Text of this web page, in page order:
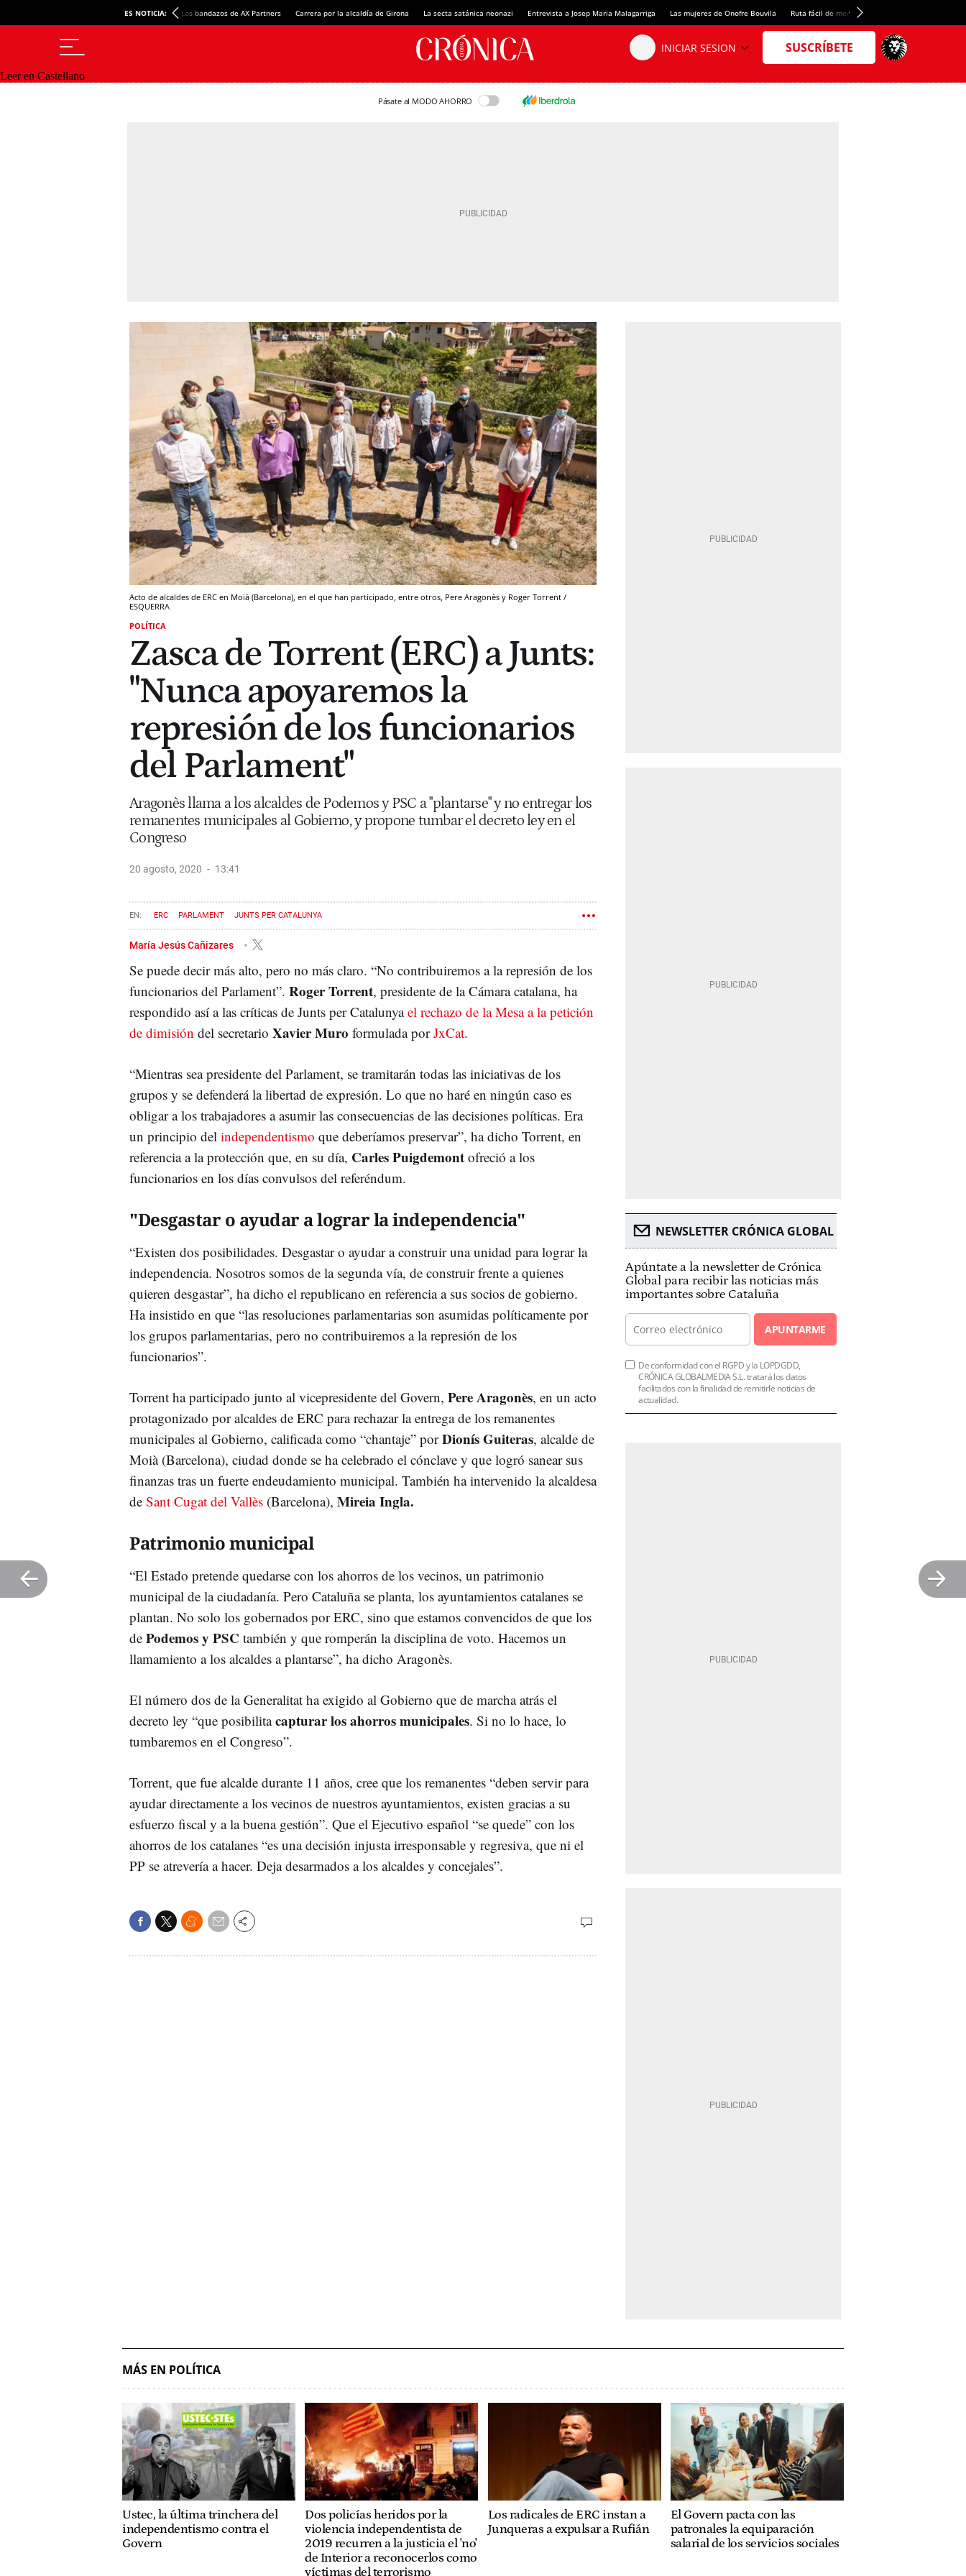
ES NOTICIA: Los bandazos de AX Partners Carrera por la alcaldía de Girona La secta satánica neonazi Entrevista a Josep Maria Malagarriga Las mujeres de Onofre Bouvila Ruta fácil de montaña
Leer en Castellano
Pásate al MODO AHORRO
Acto de alcaldes de ERC en Moià (Barcelona), en el que han participado, entre otros, Pere Aragonès y Roger Torrent /
ESQUERRA
POLÍTICA
Zasca de Torrent (ERC) a Junts:
"Nunca apoyaremos la
represión de los funcionarios
del Parlament"
Aragonès llama a los alcaldes de Podemos y PSC a "plantarse" y no entregar los
remanentes municipales al Gobierno, y propone tumbar el decreto ley en el
Congreso
20 agosto, 2020 13:41
ERC PARLAMENT JUNTS PER CATALUNYA
María Jesús Cañizares
Se puede decir más alto, pero no más claro. “No contribuiremos a la represión de los
funcionarios del Parlament”. Roger Torrent, presidente de la Cámara catalana, ha
respondido así a las críticas de Junts per Catalunyael rechazo de la Mesa a la petición
de dimisión del secretario Xavier Muro formulada porJxCat.
“Mientras sea presidente del Parlament, se tramitarán todas las iniciativas de los
grupos y se defenderá la libertad de expresión. Lo que no haré en ningún caso es
obligar a los trabajadores a asumir las consecuencias de las decisiones políticas. Era
un principio del independentismo que deberíamos preservar”, ha dicho Torrent, en
referencia a la protección que, en su día, Carles Puigdemont ofreció a los
funcionarios en los días convulsos del referéndum.
"Desgastar o ayudar a lograr la independencia"
“Existen dos posibilidades. Desgastar o ayudar a construir una unidad para lograr la
independencia. Nosotros somos de la segunda vía, de construir frente a quienes
quieren desgastar”, ha dicho el republicano en referencia a sus socios de gobierno.
Ha insistido en que “las resoluciones parlamentarias son asumidas políticamente por
los grupos parlamentarias, pero no contribuiremos a la represión de los
funcionarios”.
Torrent ha participado junto al vicepresidente del Govern, Pere Aragonès, en un acto
protagonizado por alcaldes de ERC para rechazar la entrega de los remanentes
municipales al Gobierno, calificada como “chantaje” porDionís Guiteras, alcalde de
Moià (Barcelona), ciudad donde se ha celebrado el cónclave y que logró sanear sus
finanzas tras un fuerte endeudamiento municipal. También ha intervenido la alcaldesa
de Sant Cugat del Vallès (Barcelona), Mireia Ingla.
Patrimonio municipal
“El Estado pretende quedarse con los ahorros de los vecinos, un patrimonio
municipal de la ciudadanía. Pero Cataluña se planta, los ayuntamientos catalanes se
plantan. No solo los gobernados por ERC, sino que estamos convencidos de que los
de Podemos y PSC también y que romperán la disciplina de voto. Hacemos un
llamamiento a los alcaldes a plantarse”, ha dicho Aragonès.
El número dos de la Generalitat ha exigido al Gobierno que de marcha atrás el
decreto ley “que posibilitacapturar los ahorros municipales. Si no lo hace, lo
tumbaremos en el Congreso”.
Torrent, que fue alcalde durante 11 años, cree que los remanentes “deben servir para
ayudar directamente a los vecinos de nuestros ayuntamientos, existen gracias a su
esfuerzo fiscal y a la buena gestión”. Que el Ejecutivo español “se quede” con los
ahorros de los catalanes “es una decisión injusta irresponsable y regresiva, que ni el
PP se atrevería a hacer. Deja desarmados a los alcaldes y concejales”.
NEWSLETTER CRÓNICA GLOBAL
Apúntate a la newsletter de Crónica
Global para recibir las noticias más
importantes sobre Cataluña
APUNTARME
De conformidad con el RGPD y la LOPDGDD,
CRÓNICA GLOBALMEDIA S.L. tratará los datos
facilitados con la finalidad de remitirle noticias de
actualidad.
MÁS EN POLÍTICA
Ustec, la última trinchera del
independentismo contra el
Govern
Dos policías heridos por la
violencia independentista de
2019 recurren a la justicia el 'no'
de Interior a reconocerlos como
víctimas del terrorismo
Los radicales de ERC instan a
Junqueras a expulsar a Rufián
El Govern pacta con las
patronales la equiparación
salarial de los servicios sociales